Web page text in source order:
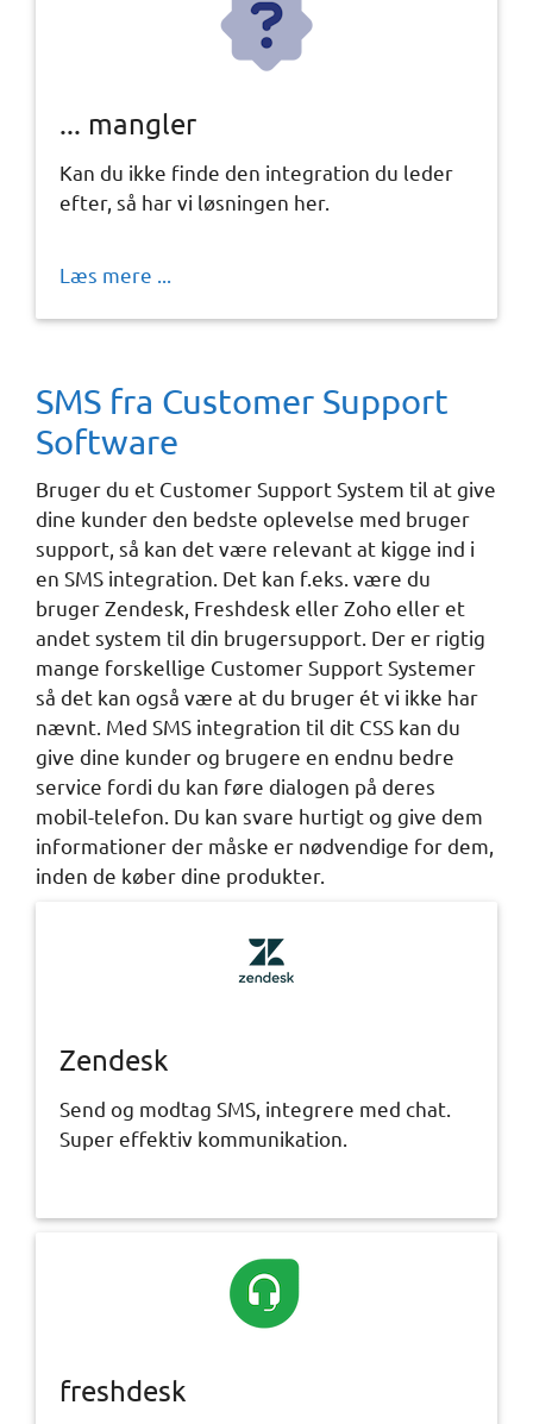
... mangler
Kan du ikke finde den integration du leder
efter, så har vi løsningen her.
Læs mere ...
SMS fra Customer Support
Software
Bruger du et Customer Support System til at give
dine kunder den bedste oplevelse med bruger
support, så kan det være relevant at kigge ind i
en SMS integration. Det kan f.eks. være du
bruger Zendesk, Freshdesk eller Zoho eller et
andet system til din brugersupport. Der er rigtig
mange forskellige Customer Support Systemer
så det kan også være at du bruger ét vi ikke har
nævnt. Med SMS integration til dit CSS kan du
give dine kunder og brugere en endnu bedre
service fordi du kan føre dialogen på deres
mobil-telefon. Du kan svare hurtigt og give dem
informationer der måske er nødvendige for dem,
inden de køber dine produkter.
Zendesk
Send og modtag SMS, integrere med chat.
Super effektiv kommunikation.
freshdesk